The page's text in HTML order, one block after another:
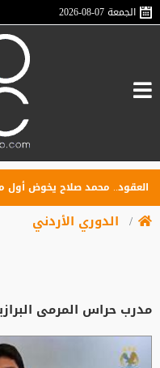
الجمعة2026-08-07
محمد صلاح يخوض أول
الدوري الأردني
مدرب حراس المرمى